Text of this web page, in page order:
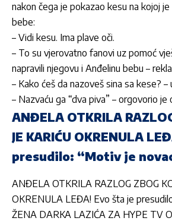
nakon čega je pokazao kesu na kojoj
bebe:
– Vidi kesu. Ima plave oči.
– To su vjerovatno fanovi uz pomoć
napravili njegovu i Anđelinu bebu –
– Kako ćeš da nazoveš sina sa kese? –
– Nazvaću ga “dva piva” – orgovorio je
ANĐELA OTKRILA
JE KARIĆU OKRENULA
presudilo: “Motiv je
ANĐELA OTKRILA RAZLOG ZBOG
OKRENULA LEĐA! Evo šta je
ŽENA DARKA LAZIĆA ZA HYPE TV